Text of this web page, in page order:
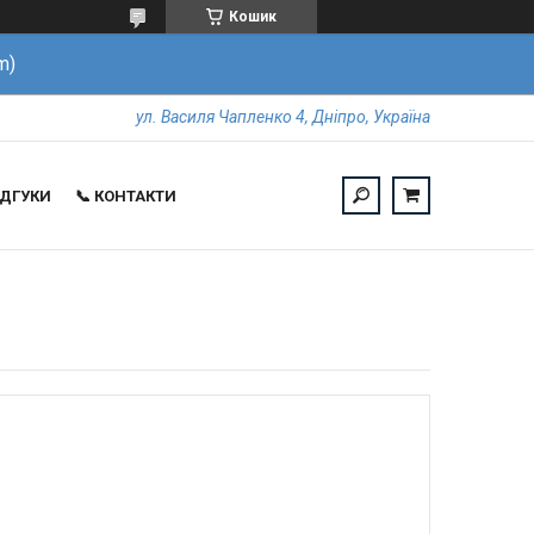
Кошик
ул. Василя Чапленко 4, Дніпро, Україна
📞 КОНТАКТИ